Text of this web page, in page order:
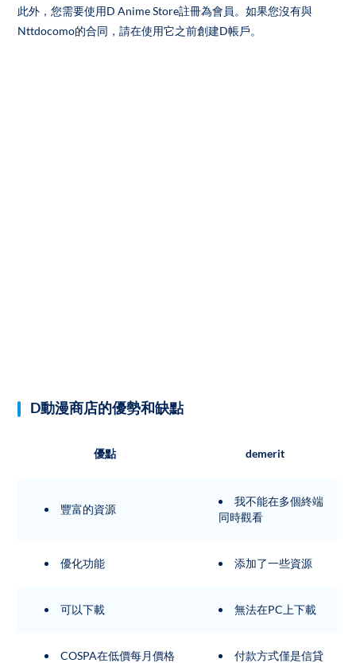
此外，您需要使用D Anime Store註冊為會員。如果您沒有與
Nttdocomo的合同，請在使用它之前創建D帳戶。
D動漫商店的優勢和缺點
優點 demerit
豐富的資源
我不能在多個終端
同時觀看
優化功能 添加了一些資源
可以下載 無法在PC上下載
COSPA在低價每月價格
付款方式僅是信貸